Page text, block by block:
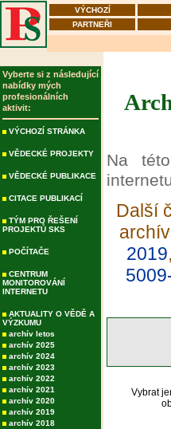
VÝCHOZÍ
PARTNEŘI
Vyberte si z následující
nabídky mých
profesionálních
aktivit:
VÝCHOZÍ STRÁNKA
VĚDECKÉ PROJEKTY
VĚDECKÉ PUBLIKACE
CITACE PUBLIKACÍ
TÝM PRO ŘEŠENÍ
PROJEKTŮ SKS
POČÍTAČE
CENTRUM
MONITOROVÁNÍ
INTERNETU
AKTUALITY O VĚDĚ A
VÝZKUMU
archív letos
archív 2025
archív 2024
archív 2023
archív 2022
archív 2021
archív 2020
archív 2019
archív 2018
Na
Další
2019,
Vybrat